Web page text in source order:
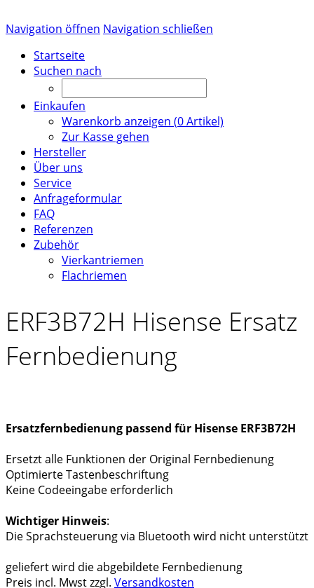
Navigation öffnen Navigation schließen
Startseite
Suchen nach
Einkaufen
Warenkorb anzeigen (0Artikel)
Zur Kasse gehen
Hersteller
Über uns
Service
Anfrageformular
FAQ
Referenzen
Zubehör
Vierkantriemen
Flachriemen
ERF3B72H Hisense Ersatz
Fernbedienung
Ersatzfernbedienung passend für Hisense ERF3B72H
Ersetzt alle Funktionen der Original Fernbedienung
Optimierte Tastenbeschriftung
Keine Codeeingabe erforderlich
Wichtiger Hinweis:
Die Sprachsteuerung via Bluetooth wird nicht unterstützt
geliefert wird die abgebildete Fernbedienung
Preis incl. Mwst zzgl. Versandkosten